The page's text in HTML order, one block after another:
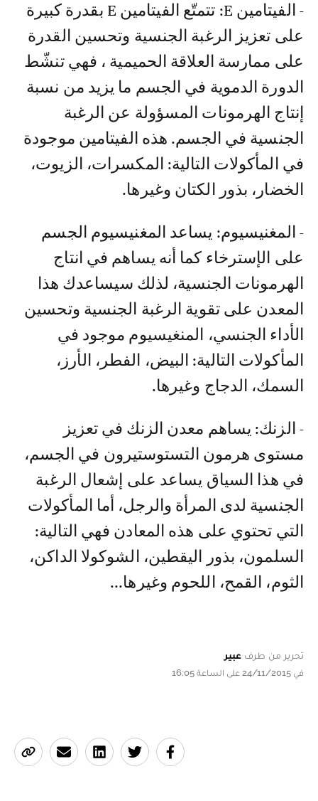
- الفيتامين E: تتمتّع الفيتامين E بقدرة كبيرة
على تعزيز الرغبة الجنسية وتحسين القدرة
على ممارسة العلاقة الحميمية ، فهي تنشّط
الدورة الدموية في الجسم ما يزيد من نسبة
إنتاج الهرمونات المسؤولة عن الرغبة
الجنسية في الجسم. هذه الفيتامين موجودة
في المأكولات التالية: المكسرات، الزيوت،
الخضار، بذور الكتان وغيرها.
- المغنيسيوم: يساعد المغنيسيوم الجسم
على الإسترخاء كما أنه يساهم في انتاج
الهرمونات الجنسية، لذلك سيساعدك هذا
المعدن على تقوية الرغبة الجنسية وتحسين
الأداء الجنسي، المنغيسيوم موجود في
المأكولات التالية: البيض، الفطر، الأرز،
السمك، الدجاج وغيرها.
- الزنك: يساهم معدن الزنك في تعزيز
مستوى هرمون التستوستيرون في الجسم،
في هذا السياق يساعد على إشعال الرغبة
الجنسية لدى المرأة والرجل، أما المأكولات
التي تحتوي على هذه المعادن فهي التالية:
السلمون، بذور اليقطين، الشوكولا الداكن،
الثوم، القمح، اللحوم وغيرها...
تحرير من طرف عبير
في 24/11/2015 على الساعة 16:05